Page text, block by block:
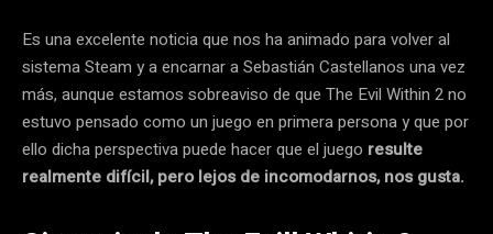
Es una excelente noticia que nos ha animado para volver al
sistema Steam y a encarnar a Sebastián Castellanos una vez
más, aunque estamos sobreaviso de que The Evil Within 2 no
estuvo pensado como un juego en primera persona y que por
ello dicha perspectiva puede hacer que el juego resulte
realmente difícil, pero lejos de incomodarnos, nos gusta.